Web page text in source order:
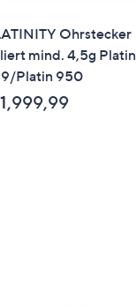
Ohrstecker
mind. 4,5g Platin
Platin 950